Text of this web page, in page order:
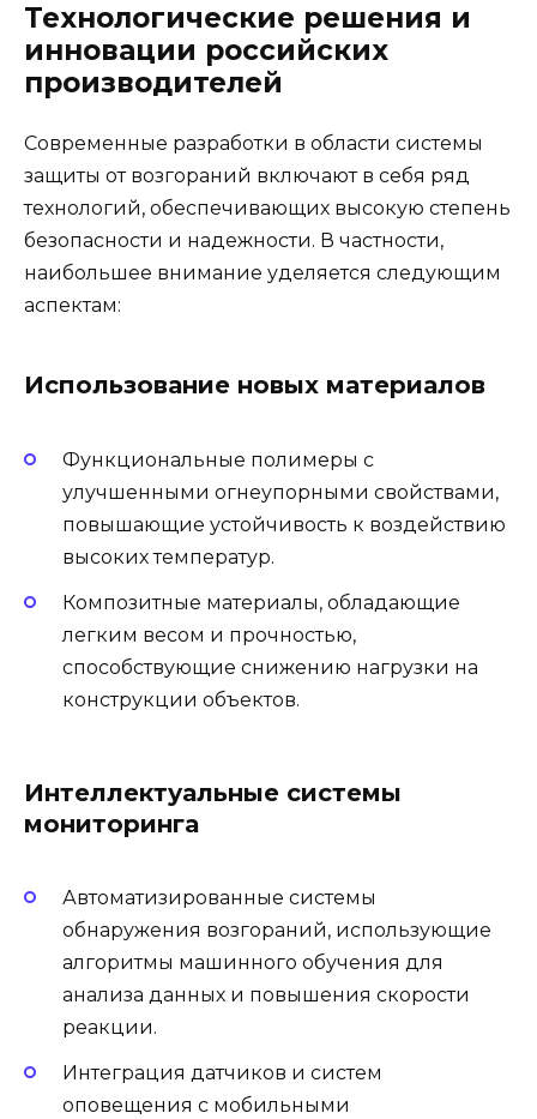
Технологические решения и
инновации российских
производителей
Современные разработки в области системы
защиты от возгораний включают в себя ряд
технологий, обеспечивающих высокую степень
безопасности и надежности. В частности,
наибольшее внимание уделяется следующим
аспектам:
Использование новых материалов
Функциональные полимеры с
улучшенными огнеупорными свойствами,
повышающие устойчивость к воздействию
высоких температур.
Композитные материалы, обладающие
легким весом и прочностью,
способствующие снижению нагрузки на
конструкции объектов.
Интеллектуальные системы
мониторинга
Автоматизированные системы
обнаружения возгораний, использующие
алгоритмы машинного обучения для
анализа данных и повышения скорости
реакции.
Интеграция датчиков и систем
оповещения с мобильными